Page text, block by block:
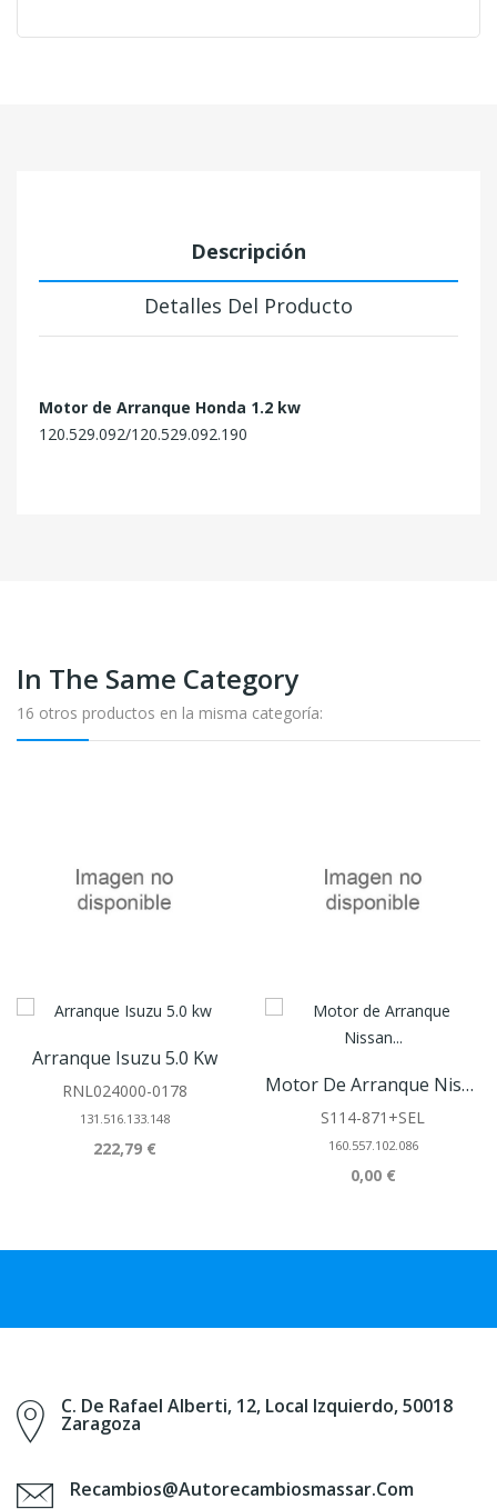
Descripción
Detalles Del Producto
Motor de Arranque Honda 1.2 kw
120.529.092/120.529.092.190
In The Same Category
16 otros productos en la misma categoría:
Arranque Isuzu 5.0 Kw
RNL024000-0178
131.516.133.148
222,79 €
Motor De Arranque Nissan 1.7 Kw
S114-871+SEL
160.557.102.086
0,00 €
C. De Rafael Alberti, 12, Local Izquierdo, 50018
Zaragoza
Recambios@autorecambiosmassar.com